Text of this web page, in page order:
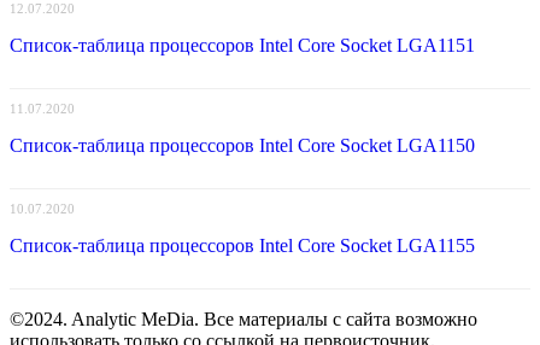
12.07.2020
Список-таблица процессоров Intel Core Socket LGA1151
11.07.2020
Список-таблица процессоров Intel Core Socket LGA1150
10.07.2020
Список-таблица процессоров Intel Core Socket LGA1155
©2024. Analytic MeDia. Все материалы с сайта возможно